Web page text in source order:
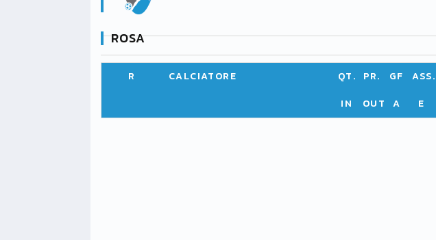
ROSA
R CALCIATORE QT. PR. GF ASS.
IN
OUT A E